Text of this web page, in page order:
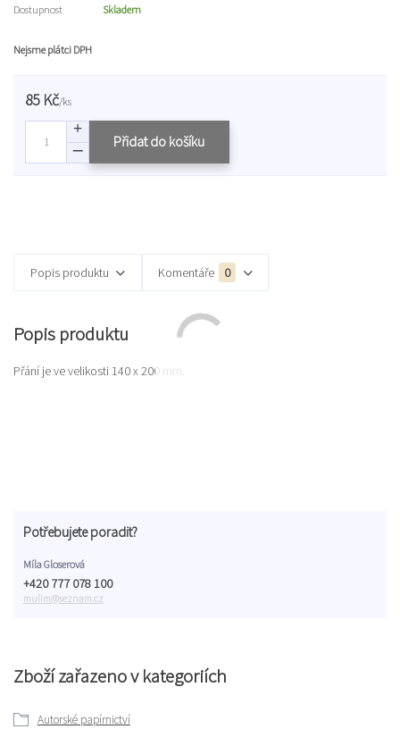
Dostupnost Skladem
Nejsme plátci DPH
85 Kč/ks
Přidat do košíku
Popis produktu Komentáře 0
Popis produktu
Přání je ve velikosti 140 x 200 mm.
Zboží zařazeno v kategoriích
Autorské papírnictví
Potřebujete poradit?
Míla Gloserová
+420 777 078 100
mulim@seznam.cz